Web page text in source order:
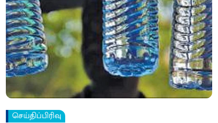
செய்திப்பிரிவு